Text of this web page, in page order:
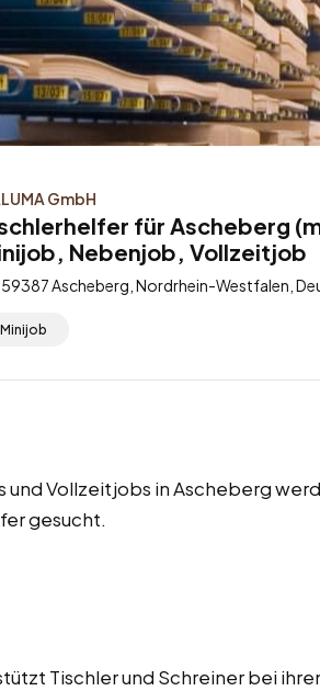
GmbH
für Ascheberg
Nebenjob, Vollzeitjob
59387 Ascheberg, Nordrhein-Westfalen,
Minijob
und Vollzeitjobs in Ascheberg
gesucht.
Tischler und Schreiner bei